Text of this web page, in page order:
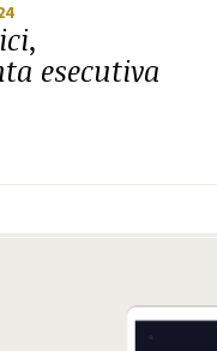
esecutiva